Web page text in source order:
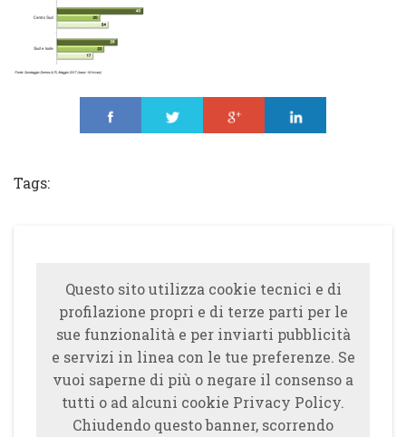
Tags:
Questo sito utilizza cookie tecnici e di
profilazione propri e di terze parti per le
sue funzionalità e per inviarti pubblicità
e servizi in linea con le tue preferenze. Se
vuoi saperne di più o negare il consenso a
tutti o ad alcuni cookie Privacy Policy.
Chiudendo questo banner, scorrendo